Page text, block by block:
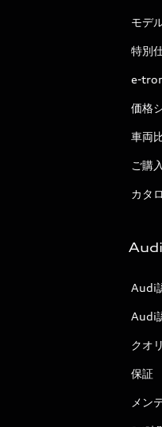
モデ
特別
e-
価格
車両
ご購
カタ
Audi
Audi
Audi
クオ
保証
メン